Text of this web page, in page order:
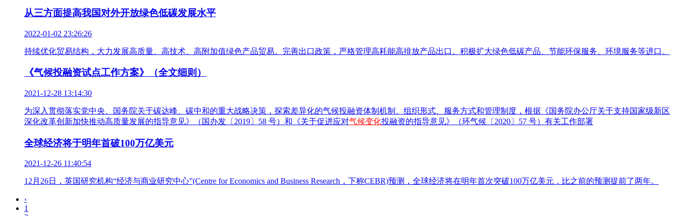
从三方面提高我国对外开放绿色低碳发展水平
2022-01-02 23:26:26
持续优化贸易结构，大力发展高质量、高技术、高附加值绿色产品贸易。完善出口政策，严格管理高耗能高排放产品出口。积极扩大绿色低碳产品、节能环保服务、环境服务等进口。
《气候投融资试点工作方案》（全文细则）
2021-12-28 13:14:30
为深入贯彻落实党中央、国务院关于碳达峰、碳中和的重大战略决策，探索差异化的气候投融资体制机制、组织形式、服务方式和管理制度，根据《国务院办公厅关于支持国家级新区
深化改革创新加快推动高质量发展的指导意见》（国办发〔2019〕58 号）和《关于促进应对气候变化投融资的指导意见》（环气候〔2020〕57 号）有关工作部署
全球经济将于明年首破100万亿美元
2021-12-26 11:40:54
12月26日，英国研究机构“经济与商业研究中心”(Centre for Economics and Business Research，下称CEBR)预测，全球经济将在明年首次突破100万亿美元，比之前的预测提前了两年。
‹
1